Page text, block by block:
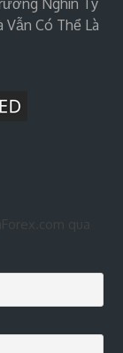
Nghìn Tỷ
Vẫn Có Thể Là
qua